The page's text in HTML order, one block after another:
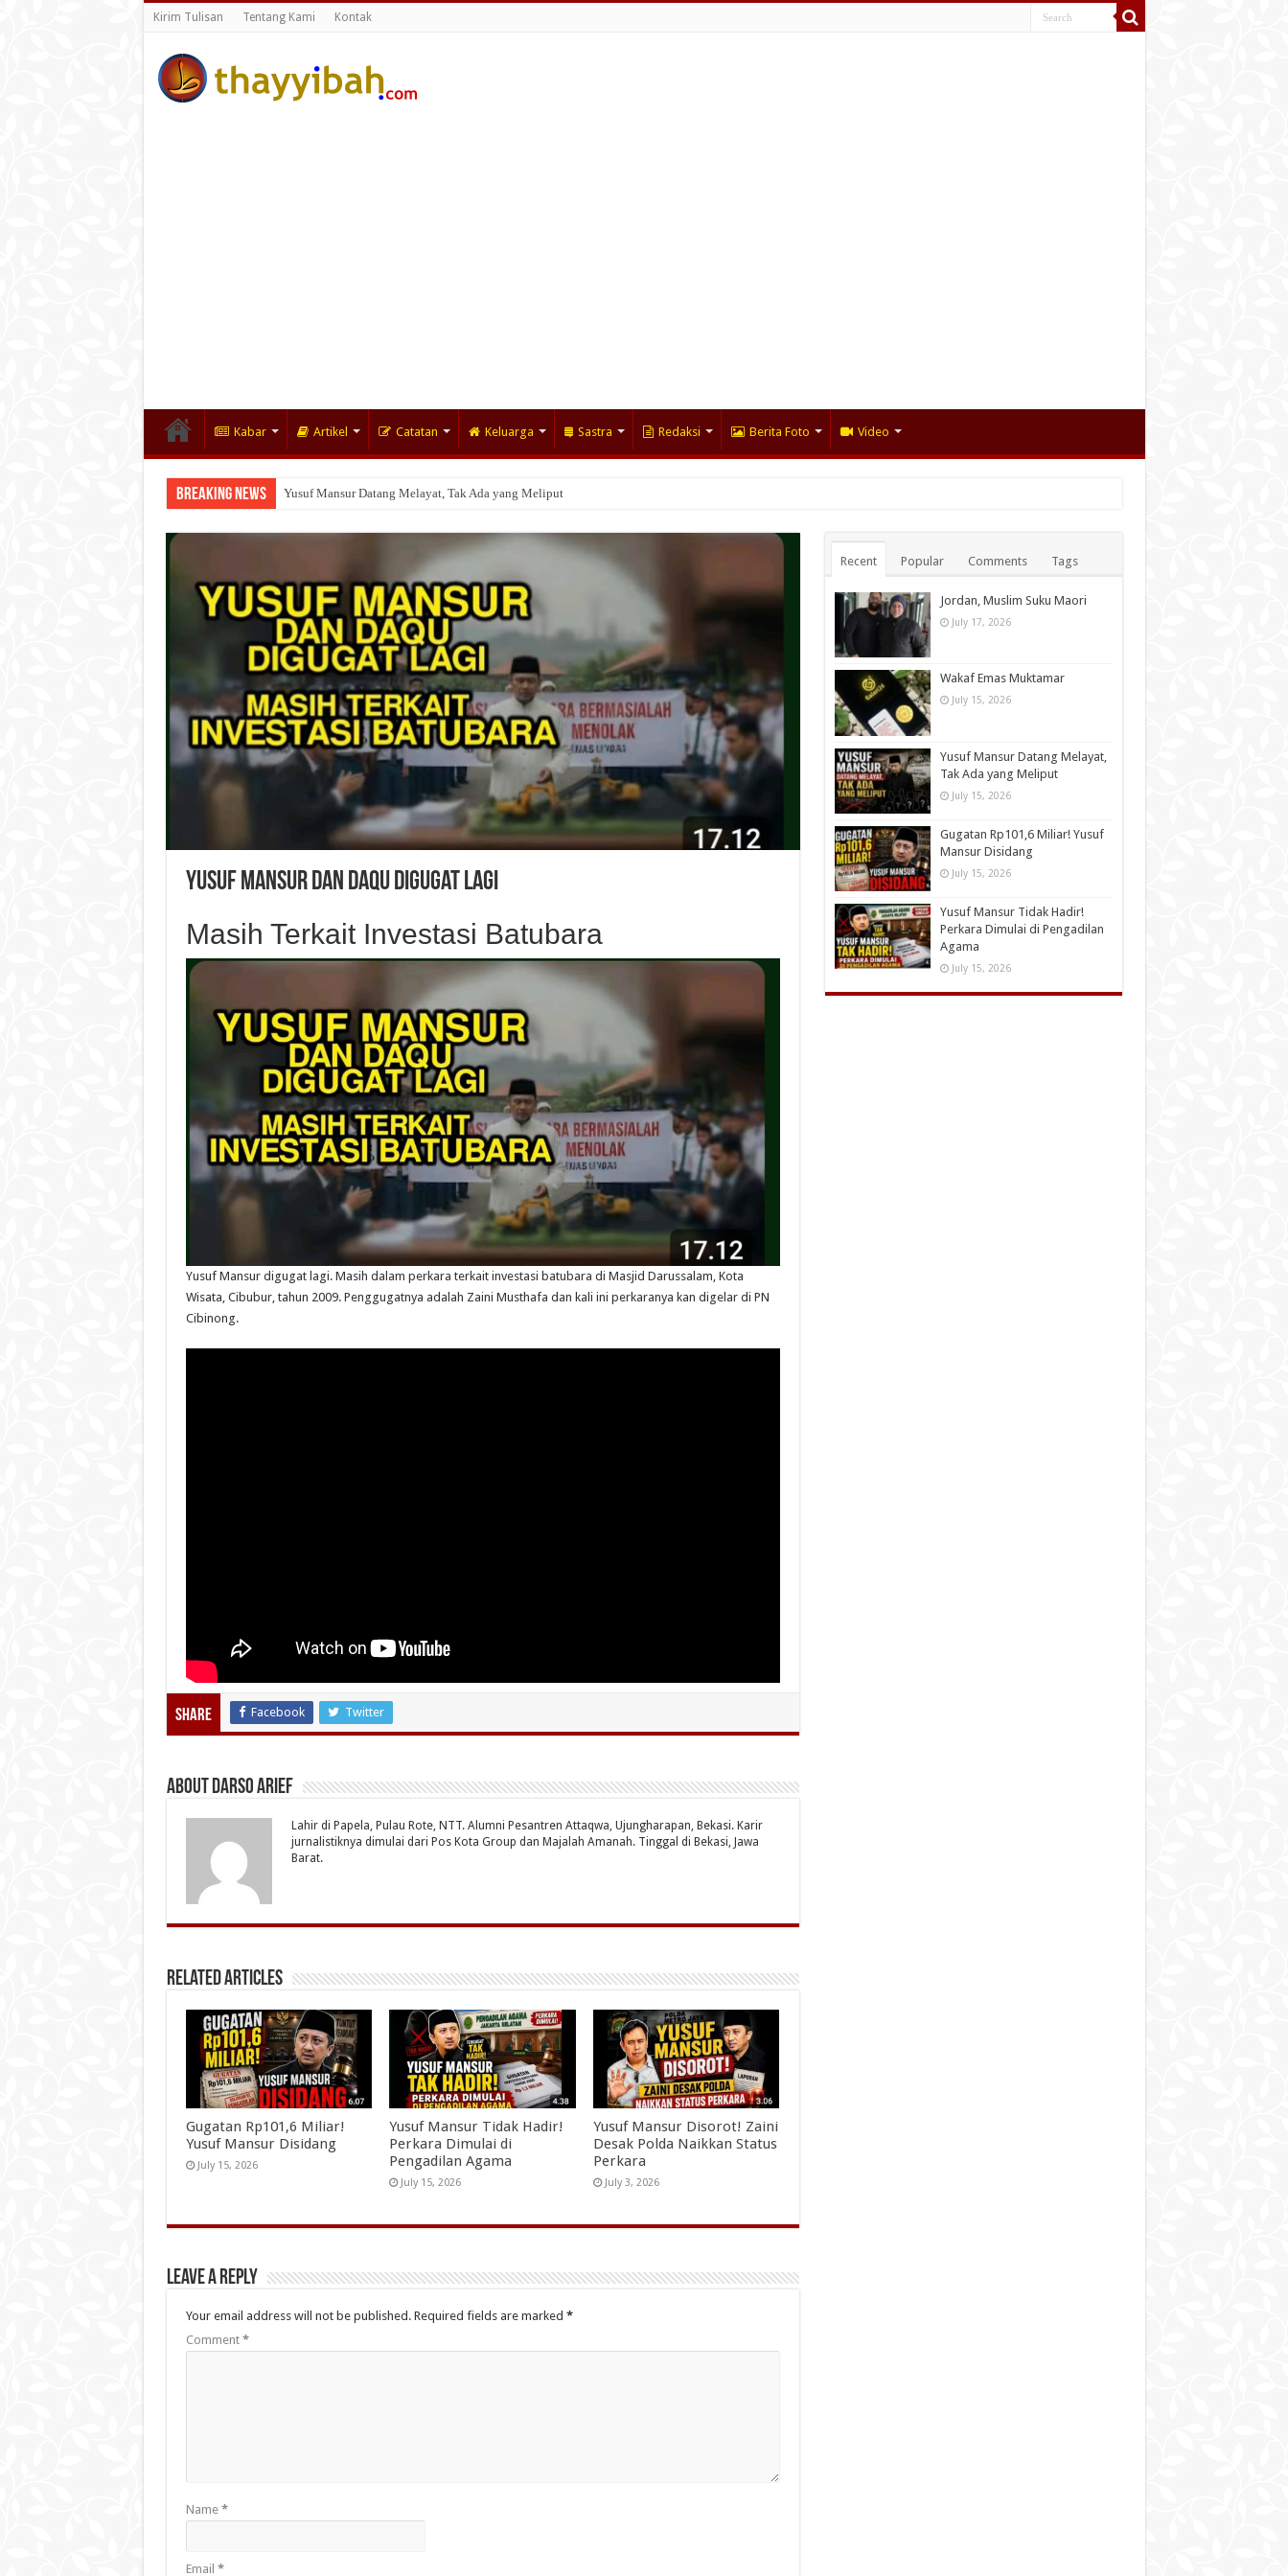
Kirim Tulisan Tentang Kami Kontak
Kabar Artikel Catatan Keluarga Sastra Redaksi Berita Foto Video
Breaking News Yusuf Mansur Datang Melayat, Tak Ada yang Meliput
Yusuf Mansur dan Daqu Digugat Lagi
Masih Terkait Investasi Batubara
Yusuf Mansur digugat lagi. Masih dalam perkara terkait investasi batubara di Masjid Darussalam, Kota
Wisata, Cibubur, tahun 2009. Penggugatnya adalah Zaini Musthafa dan kali ini perkaranya kan digelar di PN
Cibinong.
Share Facebook Twitter
About Darso Arief
Lahir di Papela, Pulau Rote, NTT. Alumni Pesantren Attaqwa, Ujungharapan, Bekasi. Karir
jurnalistiknya dimulai dari Pos Kota Group dan Majalah Amanah. Tinggal di Bekasi, Jawa
Barat.
Related Articles
Gugatan Rp101,6 Miliar!
Yusuf Mansur Disidang
July 15, 2026
Yusuf Mansur Tidak Hadir!
Perkara Dimulai di
Pengadilan Agama
July 15, 2026
Yusuf Mansur Disorot! Zaini
Desak Polda Naikkan Status
Perkara
July 3, 2026
Leave a Reply
Your email address will not be published. Required fields are marked *
Comment *
Name *
Email *
Recent Popular Comments Tags
Jordan, Muslim Suku Maori
July 17, 2026
Wakaf Emas Muktamar
July 15, 2026
Yusuf Mansur Datang Melayat,
Tak Ada yang Meliput
July 15, 2026
Gugatan Rp101,6 Miliar! Yusuf
Mansur Disidang
July 15, 2026
Yusuf Mansur Tidak Hadir!
Perkara Dimulai di Pengadilan
Agama
July 15, 2026